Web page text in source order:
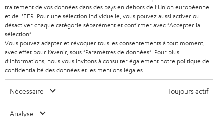
t
t
e
r
CASQUES BLUETOOTH AUDIO
SYSTEMES COMPLETS
ENCEINTES
ULTIMA
ÉCOUTEURS INTRA-AURICULAIRES
MAGASINS
AVANTAGES D’ACHAT
L’HISTOIRE DE TEUFEL
BELGIQUE
FRANCE
POLOGNE
traitement de vos données dans des pays en dehors de l'Union européenne
et de l'EER. Pour une sélection individuelle, vous pouvez aussi activer ou
désactiver chaque catégorie séparément et confirmer avec "Accepter la
sélection"
Vous pouvez adapter et révoquer tous les consentements à tout moment,
avec effet pour l’avenir, sous "Paramètres de données". Pour plus
d'informations, nous vous invitons à consulter également notre politique de
confidentialité des données et les mentions légales
Nécessaire Toujours actif
Analyse